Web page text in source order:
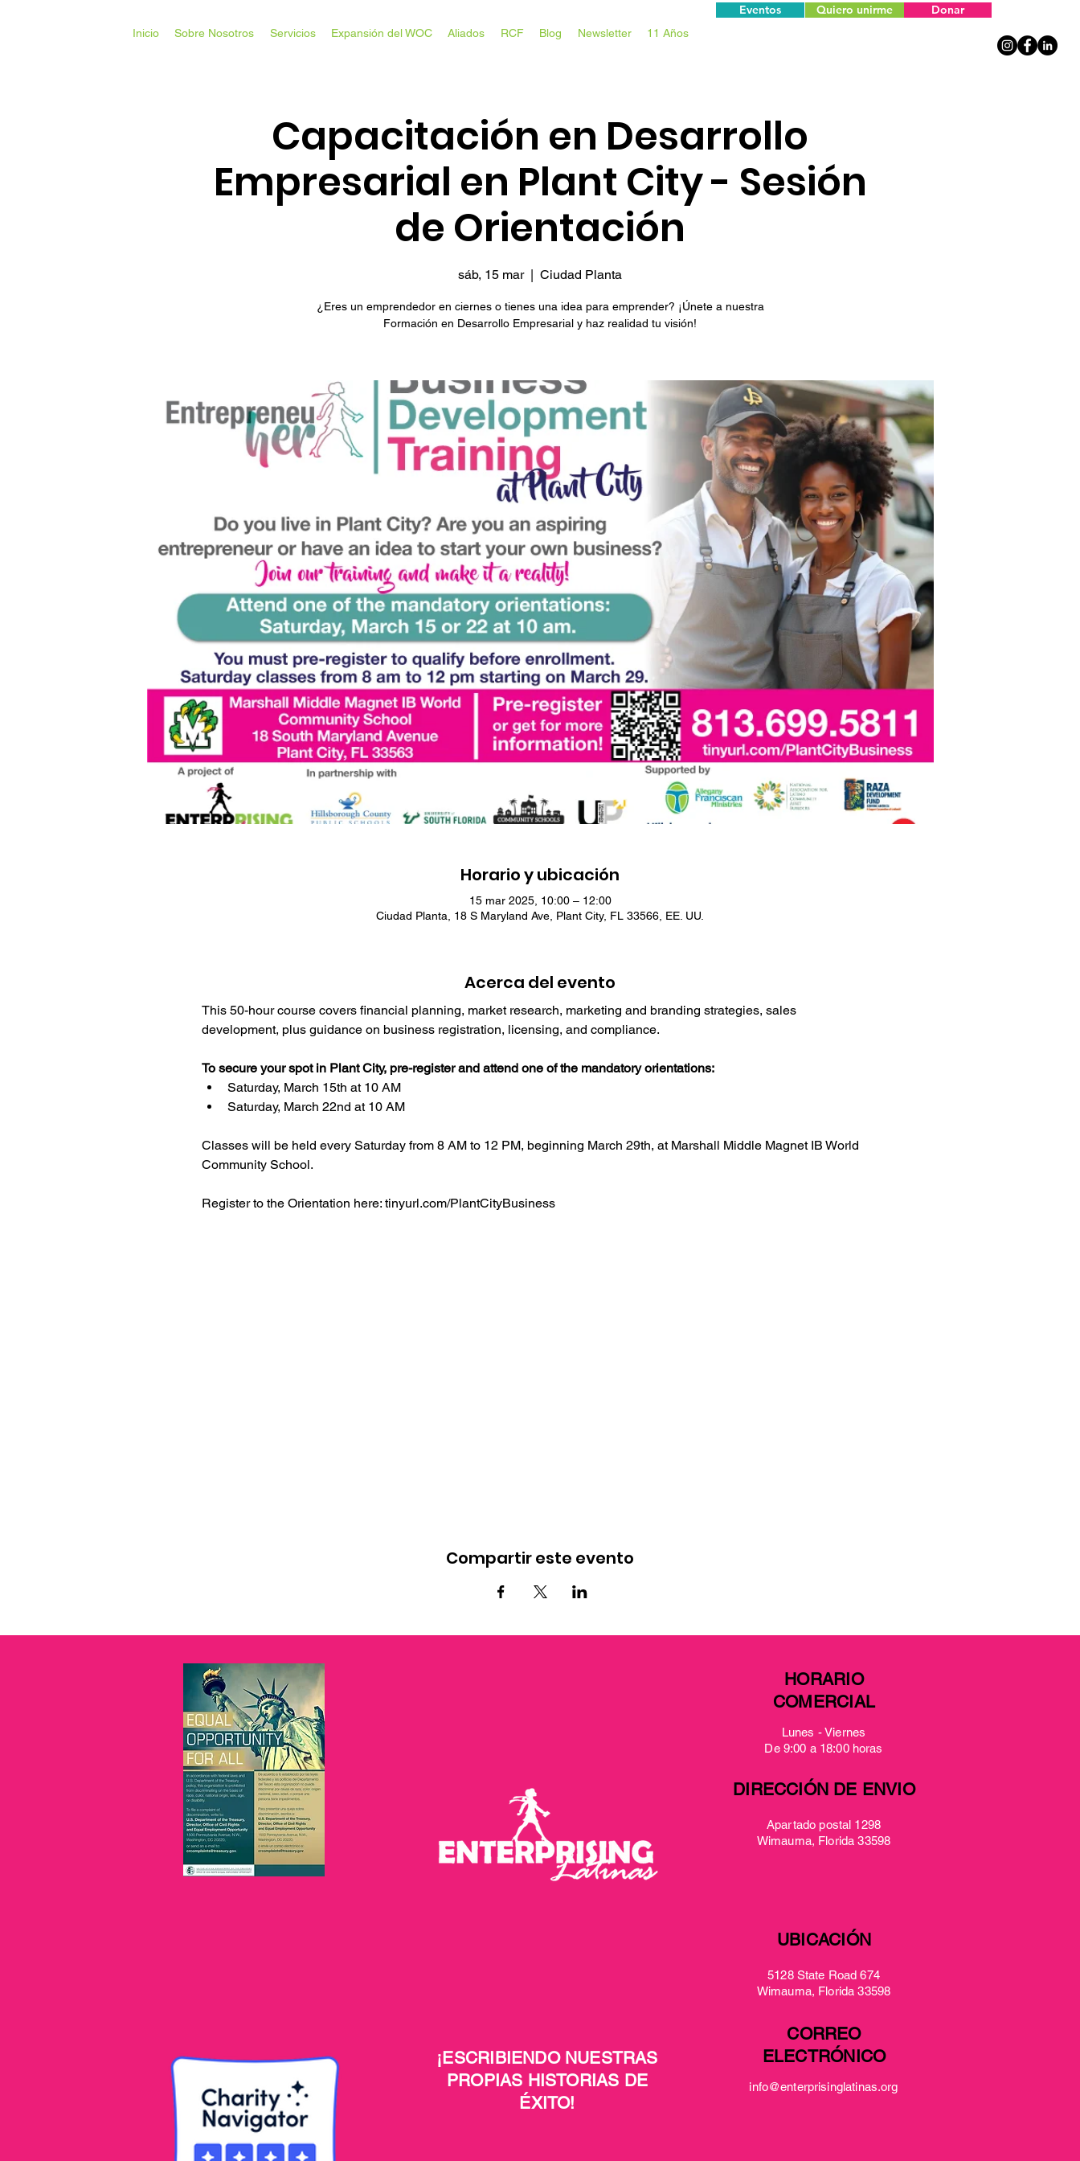
Inicio Sobre Nosotros Servicios Expansión del WOC Aliados RCF Blog Newsletter 11 Años
Eventos Donar
Quiero unirme
Capacitación en Desarrollo
Empresarial en Plant City - Sesión
de Orientación
sáb, 15 mar
  |
Ciudad Planta
¿Eres un emprendedor en ciernes o tienes una idea para emprender? ¡Únete a nuestra
Formación en Desarrollo Empresarial y haz realidad tu visión!
Horario y ubicación
15 mar 2025, 10:00 – 12:00
Ciudad Planta, 18 S Maryland Ave, Plant City, FL 33566, EE. UU.
Acerca del evento
This 50-hour course covers financial planning, market research, marketing and branding strategies, sales
development, plus guidance on business registration, licensing, and compliance.
To secure your spot in Plant City, pre-register and attend one of the mandatory orientations:
Saturday, March 15th at 10 AM
Saturday, March 22nd at 10 AM
Classes will be held every Saturday from 8 AM to 12 PM, beginning March 29th, at Marshall Middle Magnet IB World
Community School.
Register to the Orientation here: tinyurl.com/PlantCityBusiness
Compartir este evento
HORARIO
COMERCIAL
Lunes - Viernes
De 9:00 a 18:00 horas
DIRECCIÓN DE ENVIO
Apartado postal 1298
Wimauma, Florida 33598
UBICACIÓN
5128 State Road 674
Wimauma, Florida 33598
¡ESCRIBIENDO NUESTRAS
PROPIAS HISTORIAS DE
ÉXITO!
CORREO
ELECTRÓNICO
info@enterprisinglatinas.org